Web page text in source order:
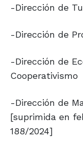
-Dirección de
-Dirección de
-Dirección de
Cooperativismo
-Dirección de
[suprimida en
188/2024]